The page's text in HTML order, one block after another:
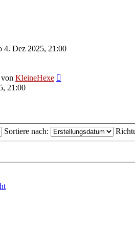
4. Dez 2025, 21:00
von KleineHexe
21:00
Sortiere nach: